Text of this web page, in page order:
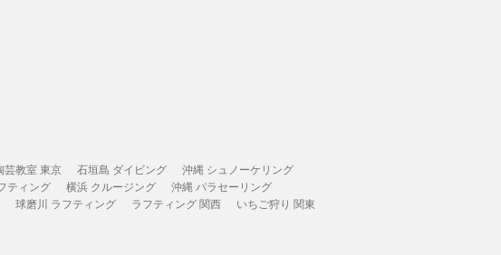
芸教室 東京 石垣島 ダイビング
沖縄 シュノーケリング
ティング 横浜 クルージング
沖縄 パラセーリング
球磨川 ラフティング ラフティング 関西
いちご狩り 関東